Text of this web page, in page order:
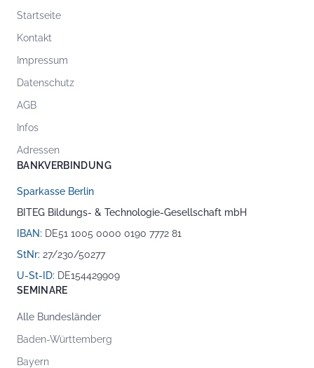
Startseite
Kontakt
Impressum
Datenschutz
AGB
Infos
Adressen
BANKVERBINDUNG
Sparkasse Berlin
BITEG Bildungs- & Technologie-Gesellschaft mbH
IBAN: DE51 1005 0000 0190 7772 81
StNr: 27/230/50277
U-St-ID: DE154429909
SEMINARE
Alle Bundesländer
Baden-Württemberg
Bayern